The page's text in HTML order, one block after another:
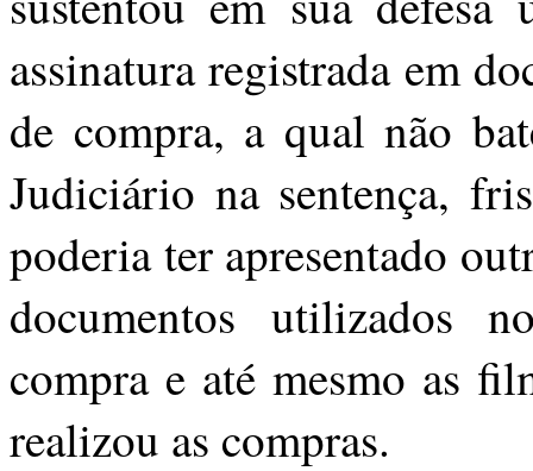
assinatura registrada em
de compra, a qual não
Judiciário na sentença,
poderia ter apresentado
documentos utilizados
compra e até mesmo as
realizou as compras.